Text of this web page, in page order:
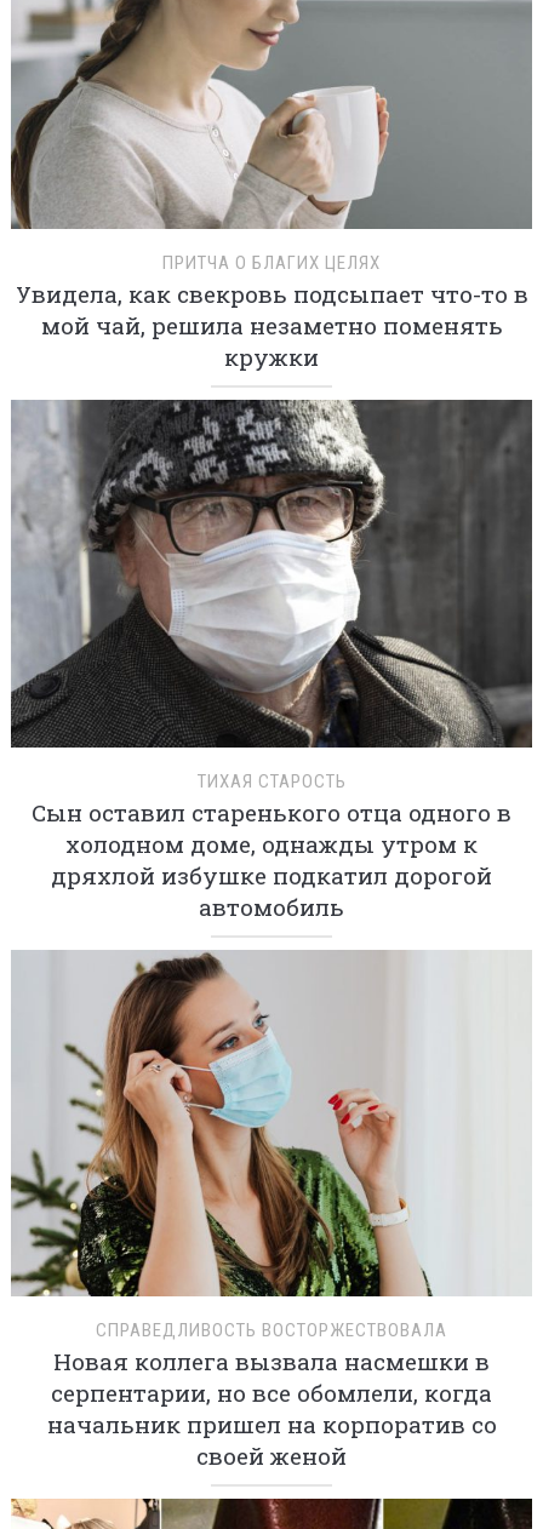
ПРИТЧА О БЛАГИХ ЦЕЛЯХ
Увидела, как свекровь подсыпает что-то в
мой чай, решила незаметно поменять
кружки
ТИХАЯ СТАРОСТЬ
Сын оставил старенького отца одного в
холодном доме, однажды утром к
дряхлой избушке подкатил дорогой
автомобиль
СПРАВЕДЛИВОСТЬ ВОСТОРЖЕСТВОВАЛА
Новая коллега вызвала насмешки в
серпентарии, но все обомлели, когда
начальник пришел на корпоратив со
своей женой